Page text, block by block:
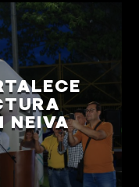
NEIVA